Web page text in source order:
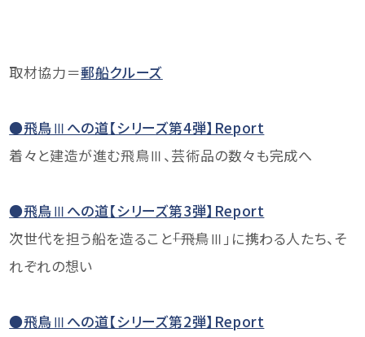
取材協力＝郵船クルーズ
●飛鳥Ⅲへの道【シリーズ第4弾】Report
着々と建造が進む飛鳥Ⅲ、芸術品の数々も完成へ
●飛鳥Ⅲへの道【シリーズ第3弾】Report
次世代を担う船を造ること――「飛鳥Ⅲ」に携わる人たち、そ
れぞれの想い
●飛鳥Ⅲへの道【シリーズ第2弾】Report